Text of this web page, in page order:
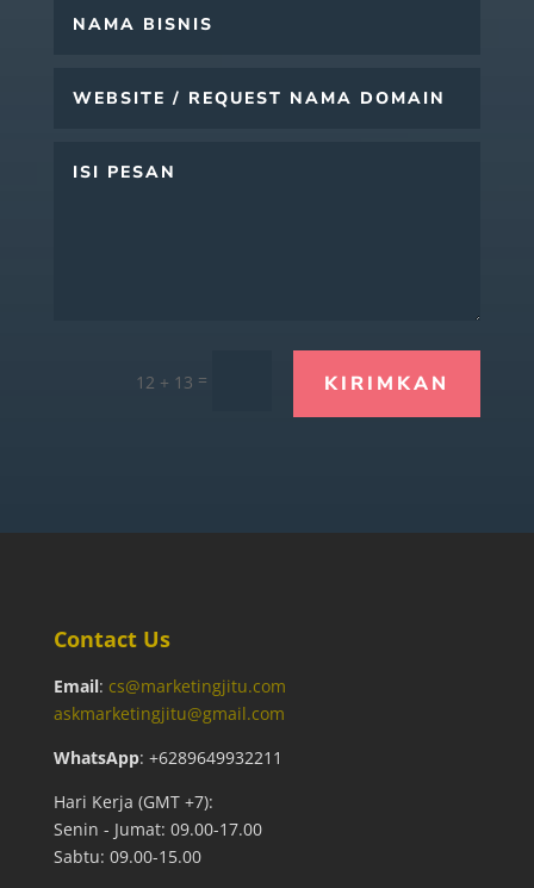
12 + 13 = KIRIMKAN
Contact Us
Email: cs@marketingjitu.com
askmarketingjitu@gmail.com
WhatsApp: +6289649932211
Hari Kerja (GMT +7):
Senin - Jumat: 09.00-17.00
Sabtu: 09.00-15.00